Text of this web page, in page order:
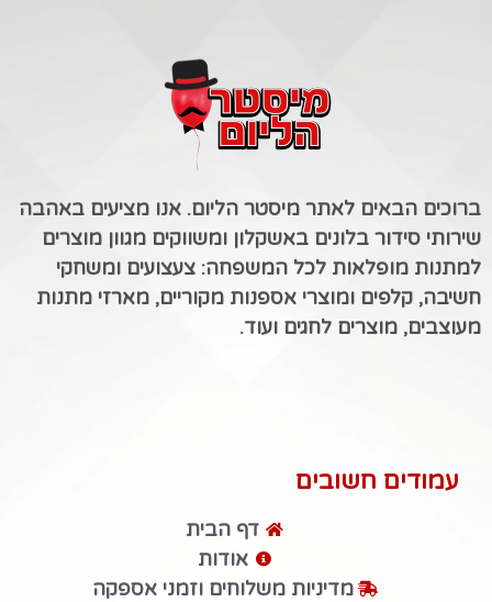
ברוכים הבאים לאתר מיסטר הליום. אנו מציעים באהבה
שירותי סידור בלונים באשקלון ומשווקים מגוון מוצרים
למתנות מופלאות לכל המשפחה: צעצועים ומשחקי
חשיבה, קלפים ומוצרי אספנות מקוריים, מארזי מתנות
מעוצבים, מוצרים לחגים ועוד.
עמודים חשובים
דף הבית
אודות
מדיניות משלוחים וזמני אספקה